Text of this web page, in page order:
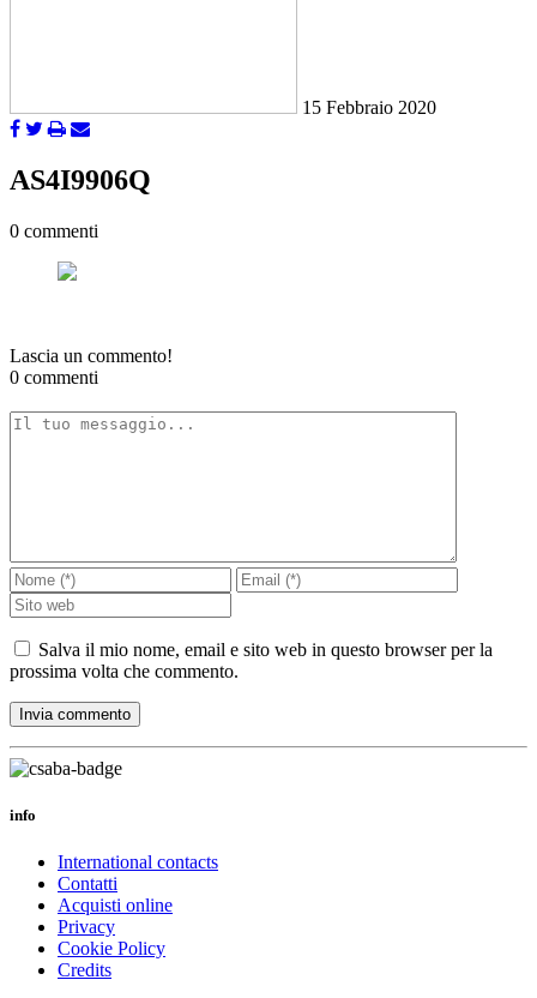
15 Febbraio 2020
AS4I9906Q
0 commenti
Lascia un commento!
0 commenti
Salva il mio nome, email e sito web in questo browser per la
prossima volta che commento.
info
International contacts
Contatti
Acquisti online
Privacy
Cookie Policy
Credits